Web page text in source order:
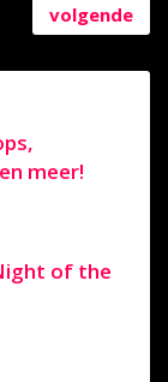
volgende
meer!
of the